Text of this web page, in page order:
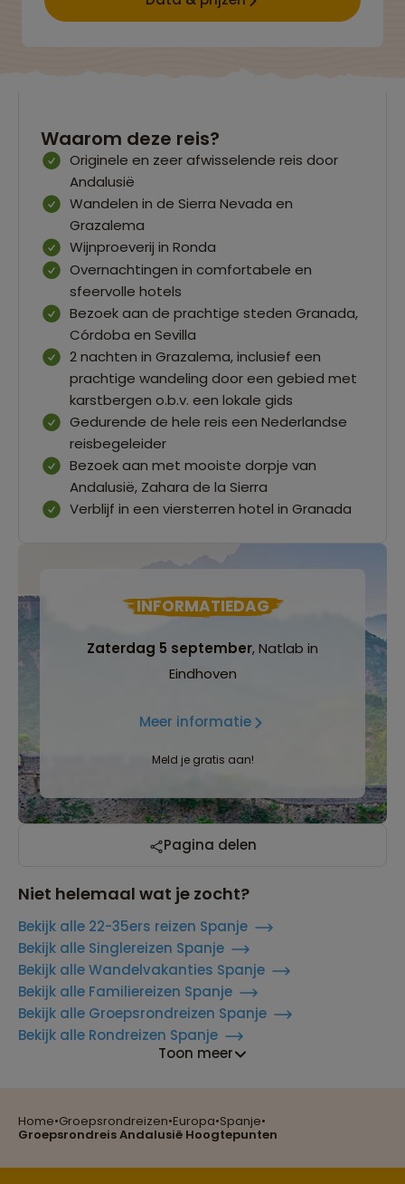
Home•Groepsrondreizen•Europa•Spanje•
Groepsrondreis Andalusië Hoogtepunten
Waarom deze reis?
Originele en zeer afwisselende reis door
Andalusië
Wandelen in de Sierra Nevada en
Grazalema
Wijnproeverij in Ronda
Overnachtingen in comfortabele en
sfeervolle hotels
Bezoek aan de prachtige steden Granada,
Córdoba en Sevilla
2 nachten in Grazalema, inclusief een
prachtige wandeling door een gebied met
karstbergen o.b.v. een lokale gids
Gedurende de hele reis een Nederlandse
reisbegeleider
Bezoek aan met mooiste dorpje van
Andalusië, Zahara de la Sierra
Verblijf in een viersterren hotel in Granada
INFORMATIEDAG
Zaterdag 5 september, Natlab in
Eindhoven
Meer informatie
Meld je gratis aan!
Pagina delen
Niet helemaal wat je zocht?
Bekijk alle 22-35ers reizen Spanje
Bekijk alle Singlereizen Spanje
Bekijk alle Wandelvakanties Spanje
Bekijk alle Familiereizen Spanje
Bekijk alle Groepsrondreizen Spanje
Bekijk alle Rondreizen Spanje
Toon meer
Reizen met oog voor mens, cultuur en milieu